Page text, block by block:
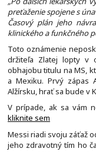
preťaženie spojene s
Časový plán jeho
klinického a funkčného
Toto oznámenie
držiteľa Zlatej lopty v
obhajobu titulu na MS,
a Mexiku. Prvý zápas
Alžírsku, hrať sa bude v
V prípade, ak sa vám
kliknite sem
Messi riadi svoju záťaž
jeho zdravotný tím ho